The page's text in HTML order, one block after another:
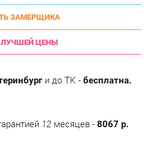
ЦЕНЫ
и до ТК -бесплатна.